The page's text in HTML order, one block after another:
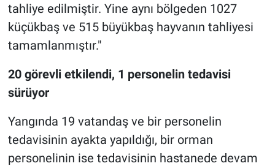
tahliye edilmiştir. Yine aynı bölgeden 1027
küçükbaş ve 515 büyükbaş hayvanın tahliyesi
tamamlanmıştır."
20 görevli etkilendi, 1 personelin tedavisi
sürüyor
Yangında 19 vatandaş ve bir personelin
tedavisinin ayakta yapıldığı, bir orman
personelinin ise tedavisinin hastanede devam